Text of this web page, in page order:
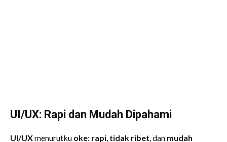
UI/UX: Rapi dan Mudah Dipahami
UI/UXmenurutku oke: rapi, tidak ribet, dan mudah